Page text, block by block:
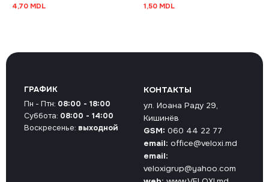
4,70 MDL
1,50 MDL
КОНТАКТЫ
ул. Иоана Раду 29,
Кишинёв
GSM: 060 44 22 77
email: office@veloxi.md
email:
veloxigrup@yahoo.com
ГРАФИК
Пн - Птн: 08:00 - 18:00
Суббота: 08:00 - 14:00
Воскресенье: выходной